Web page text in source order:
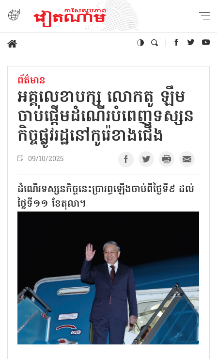
ព័ត៌មាន
អគ្គលេខាបក្ស លោកតូ ឡឹម
ចាប់ផ្តើមដំណើរបំពេញទស្សន
កិច្ចផ្លូវរដ្ឋនៅកូរ៉េខាងជើង
09/10/2025
ដំណើរទស្សនកិច្ចនេះប្រារព្ធឡើងចាប់ពីថ្ងៃទី៩ ដល់
ថ្ងៃទី១១ ខែតុលា។